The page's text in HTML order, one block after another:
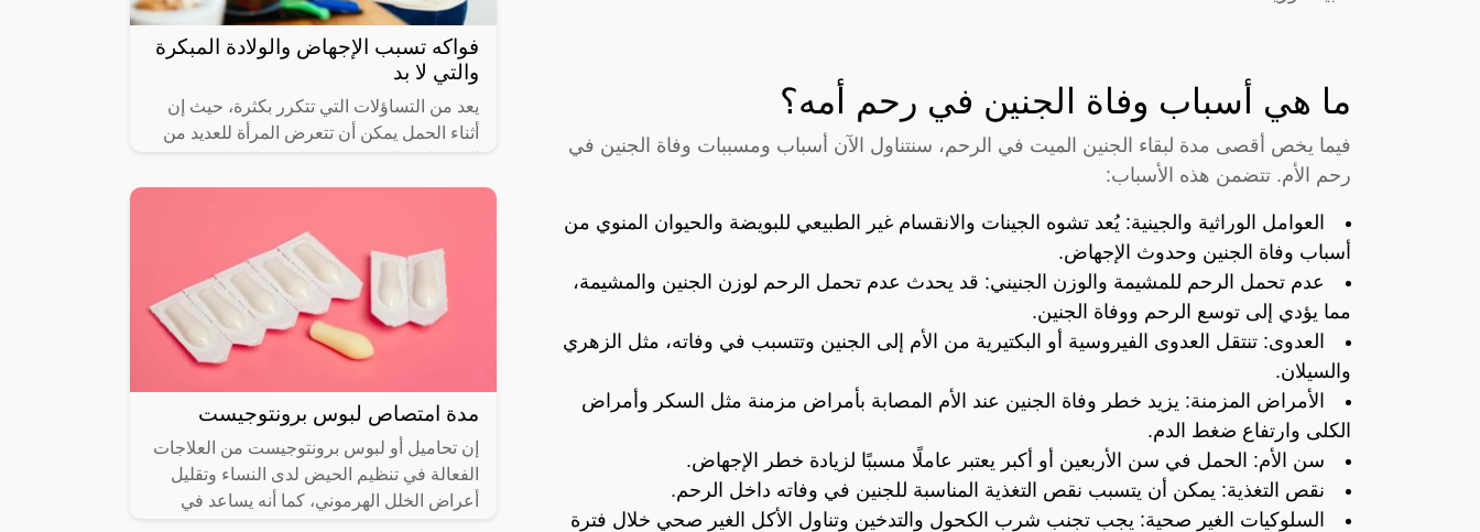
ما هي أسباب وفاة الجنين في رحم أمه؟
فيما يخص أقصى مدة لبقاء الجنين الميت في الرحم، سنتناول الآن أسباب ومسببات وفاة الجنين في
رحم الأم. تتضمن هذه الأسباب:
العوامل الوراثية والجينية: يُعد تشوه الجينات والانقسام غير الطبيعي للبويضة والحيوان المنوي من
أسباب وفاة الجنين وحدوث الإجهاض.
عدم تحمل الرحم للمشيمة والوزن الجنيني: قد يحدث عدم تحمل الرحم لوزن الجنين والمشيمة،
مما يؤدي إلى توسع الرحم ووفاة الجنين.
العدوى: تنتقل العدوى الفيروسية أو البكتيرية من الأم إلى الجنين وتتسبب في وفاته، مثل الزهري
والسيلان.
الأمراض المزمنة: يزيد خطر وفاة الجنين عند الأم المصابة بأمراض مزمنة مثل السكر وأمراض
الكلى وارتفاع ضغط الدم.
سن الأم: الحمل في سن الأربعين أو أكبر يعتبر عاملًا مسببًا لزيادة خطر الإجهاض.
نقص التغذية: يمكن أن يتسبب نقص التغذية المناسبة للجنين في وفاته داخل الرحم.
السلوكيات الغير صحية: يجب تجنب شرب الكحول والتدخين وتناول الأكل الغير صحي خلال فترة
فواكه تسبب الإجهاض والولادة المبكرة
والتي لا بد
يعد من التساؤلات التي تتكرر بكثرة، حيث إن
أثناء الحمل يمكن أن تتعرض المرأة للعديد من
والأطعمة المختلفة التي يمكنها أن تسبب
مدة امتصاص لبوس برونتوجيست
إن تحاميل أو لبوس برونتوجيست من العلاجات
الفعالة في تنظيم الحيض لدى النساء وتقليل
أعراض الخلل الهرموني، كما أنه يساعد في